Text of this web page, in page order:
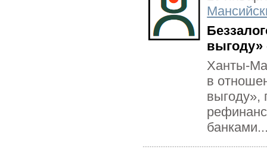
выгоду»
Ханты-
в
выгоду»,